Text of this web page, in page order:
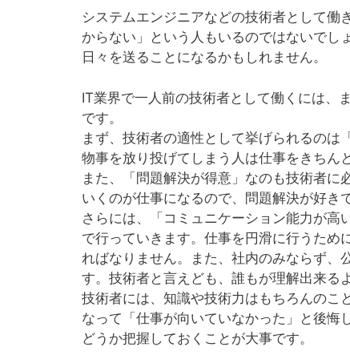
システムエンジニアなどの技術者として働
からない」という人もいるのではないでし
日々を送ることになるかもしれません。
IT業界で一人前の技術者として働くには、
です。
まず、技術者の適性として挙げられるのは
物事を放り投げてしまう人は仕事をきちん
また、「問題解決が得意」なのも技術者
いくのが仕事になるので、問題解決が好き
さらには、「コミュニケーション能力が高
で行っていきます。仕事を円滑に行うため
ればなりません。また、社内のみならず、
す。技術者と言えども、誰もが理解出来る
技術者には、知識や技術力はもちろんのこ
なって「仕事が向いていなかった」と後悔
どうか把握しておくことが大事です。